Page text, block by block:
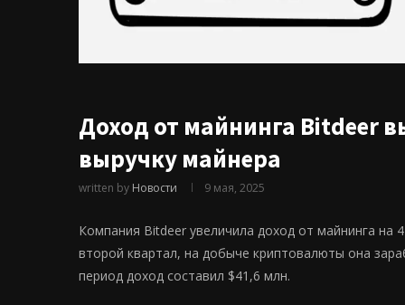
Доход от майнинга Bitdeer
выручку майнера
written by Новости 9 мая, 2025
Компания Bitdeer увеличила доход от майнинга на
второй квартал, на добыче криптовалюты она
период доход составил $41,6 млн.